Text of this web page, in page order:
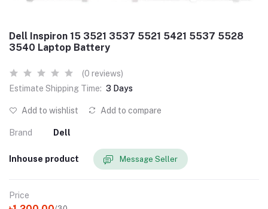
Dell Inspiron 15 3521 3537 5521 5421 5537 5528
3540 Laptop Battery
(0 reviews)
Estimate Shipping Time: 3 Days
Add to wishlist Add to compare
Brand Dell
Inhouse product Message Seller
Price